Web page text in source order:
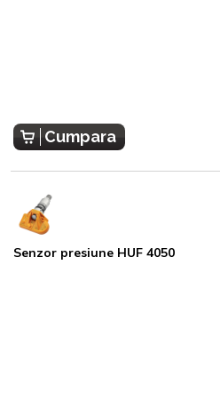
Cumpara
Senzor presiune HUF 4050